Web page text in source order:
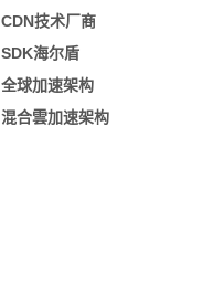
CDN技术厂商
SDK海尔盾
全球加速架构
混合雲加速架构